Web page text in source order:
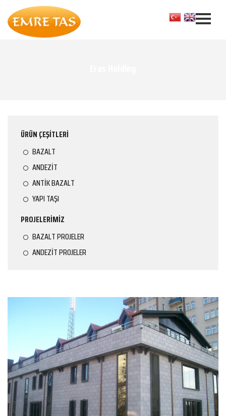
ÜRÜN ÇEŞİTLERİ
BAZALT
ANDEZİT
ANTİK BAZALT
YAPI TAŞI
PROJELERİMİZ
BAZALT PROJELER
ANDEZİT PROJELER